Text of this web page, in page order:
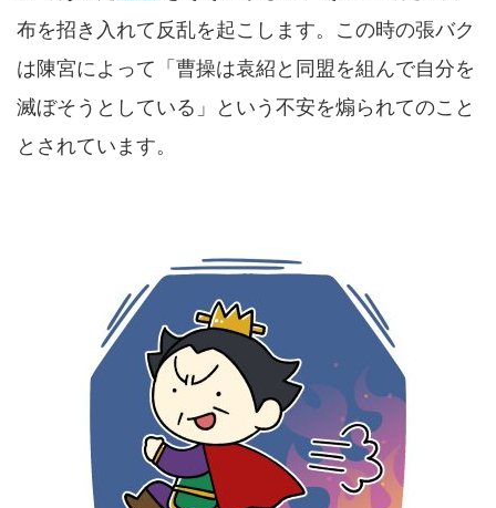
布を招き入れて反乱を起こします。この時の張バク
は陳宮によって「曹操は袁紹と同盟を組んで自分を
滅ぼそうとしている」という不安を煽られてのこと
とされています。